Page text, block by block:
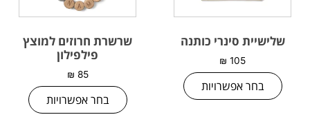
שלישיית סינרי כותנה
₪ 105
בחר אפשרויות
שרשרת חרוזים למוצץ
פילפילון
₪ 85
בחר אפשרויות